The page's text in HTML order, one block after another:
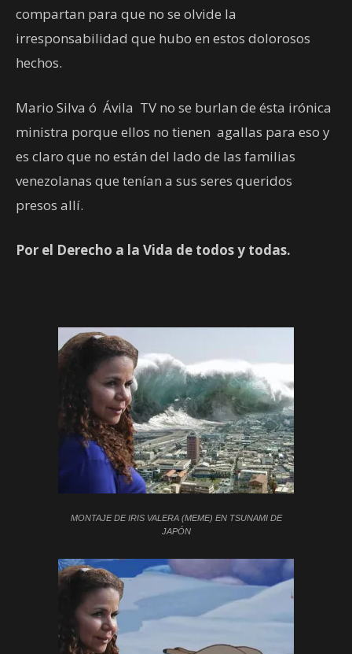
compartan para que no se olvide la
irresponsabilidad que hubo en estos dolorosos
hechos.
Mario Silva ó Ávila TV no se burlan de ésta irónica
ministra porque ellos no tienen agallas para eso y
es claro que no están del lado de las familias
venezolanas que tenían a sus seres queridos
presos allí.
Por el Derecho a la Vida de todos y todas.
MONTAJE DE IRIS VALERA (MEME) EN TSUNAMI DE
JAPÓN